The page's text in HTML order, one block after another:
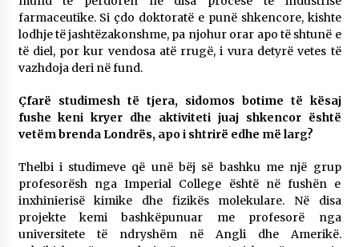
farmaceutike. Si çdo doktoratë e punë shkencore, kishte
lodhje të jashtëzakonshme, pa njohur orar apo të shtunë e
të diel, por kur vendosa atë rrugë, i vura detyrë vetes të
vazhdoja deri në fund.
Çfarë studimesh të tjera, sidomos botime të kësaj
fushe keni kryer dhe aktiviteti juaj shkencor është
vetëm brenda Londrës, apo i shtrirë edhe më larg?
Thelbi i studimeve që unë bëj së bashku me një grup
profesorësh nga Imperial College është në fushën e
inxhinierisë kimike dhe fizikës molekulare. Në disa
projekte kemi bashkëpunuar me profesorë nga
universitete të ndryshëm në Angli dhe Amerikë.